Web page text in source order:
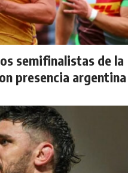
semifinalistas de la
presencia argentina